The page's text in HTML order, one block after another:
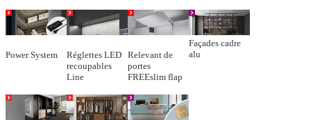
Power System
Réglettes LED
recoupables
Line
Relevant de
portes
FREEslim flap
Façades cadre
alu